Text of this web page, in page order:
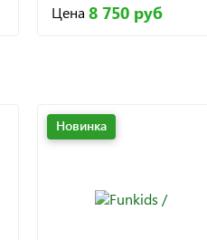
Цена 8 750 руб
Новинка